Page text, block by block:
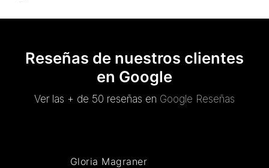
Reseñas de nuestros clientes
en Google
Ver las + de 50 reseñas en Google Reseñas
Gloria Magraner